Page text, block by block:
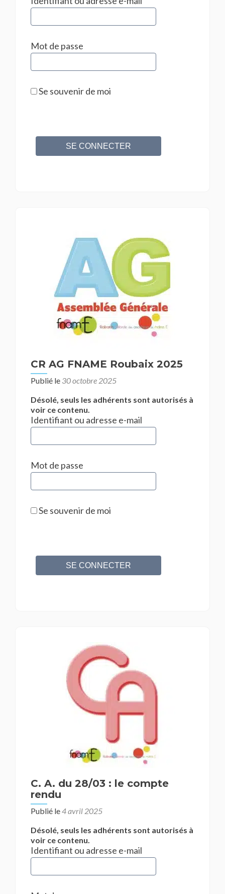
Mot de passe
Se souvenir de moi
CR AG FNAME Roubaix 2025
Publié le 30 octobre 2025
Désolé, seuls les adhérents sont autorisés à
voir ce contenu.
Identifiant ou adresse e-mail
Mot de passe
Se souvenir de moi
C. A. du 28/03 : le compte
rendu
Publié le4 avril 2025
Désolé, seuls les adhérents sont autorisés à
voir ce contenu.
Identifiant ou adresse e-mail